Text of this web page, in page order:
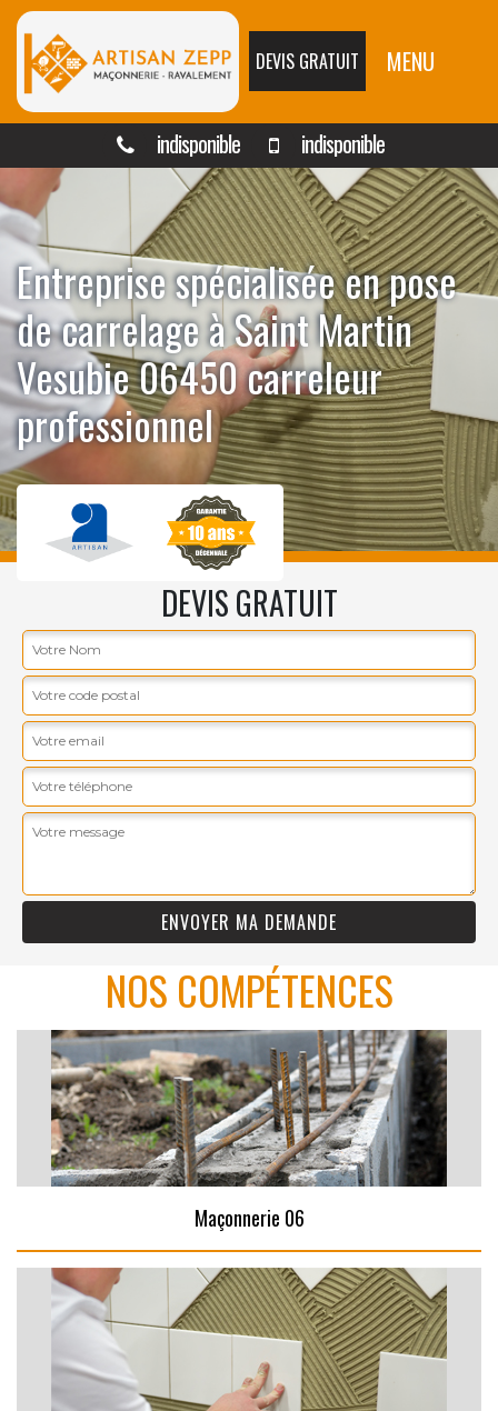
DEVIS GRATUIT MENU
indisponible indisponible
Entreprise spécialisée en pose
de carrelage à Saint Martin
Vesubie 06450 carreleur
professionnel
DEVIS GRATUIT
NOS COMPÉTENCES
Maçonnerie 06